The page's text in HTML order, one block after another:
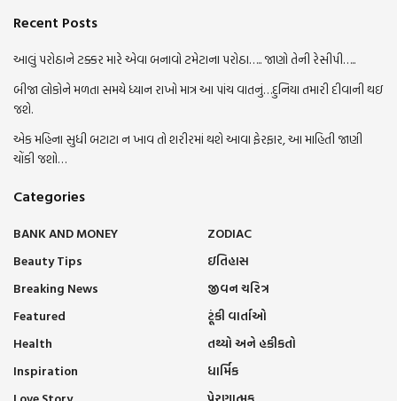
Recent Posts
આલું પરોઠાને ટક્કર મારે એવા બનાવો ટમેટાના પરોઠા….. જાણો તેની રેસીપી…..
બીજા લોકોને મળતા સમયે ધ્યાન રાખો માત્ર આ પાંચ વાતનું…દુનિયા તમારી દીવાની થઇ
જશે.
એક મહિના સુધી બટાટા ન ખાવ તો શરીરમાં થશે આવા ફેરફાર, આ માહિતી જાણી
ચોંકી જશો…
Categories
BANK AND MONEY
Beauty Tips
Breaking News
Featured
Health
Inspiration
ZODIAC
ઇતિહાસ
જીવન ચરિત્ર
ટૂંકી વાર્તાઓ
તથ્યો અને હકીકતો
ધાર્મિક